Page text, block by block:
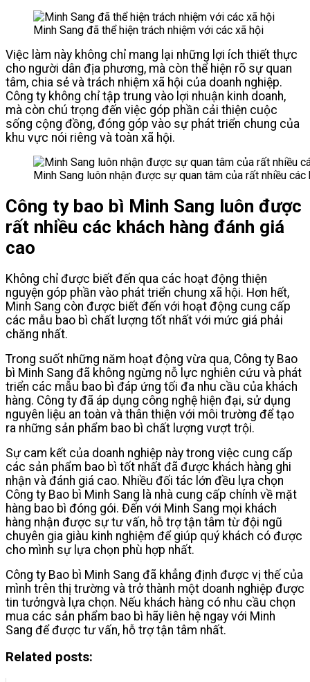
Minh Sang đã thể hiện trách nhiệm với các xã hội
Việc làm này không chỉ mang lại những lợi ích thiết thực
cho người dân địa phương, mà còn thể hiện rõ sự quan
tâm, chia sẻ và trách nhiệm xã hội của doanh nghiệp.
Công ty không chỉ tập trung vào lợi nhuận kinh doanh,
mà còn chú trọng đến việc góp phần cải thiện cuộc
sống cộng đồng, đóng góp vào sự phát triển chung của
khu vực nói riêng và toàn xã hội.
Minh Sang luôn nhận được sự quan tâm của rất nhiều các
Công ty bao bì Minh Sang luôn được
rất nhiều các khách hàng đánh giá
cao
Không chỉ được biết đến qua các hoạt động thiện
nguyện góp phần vào phát triển chung xã hội. Hơn hết,
Minh Sang còn được biết đến với hoạt động cung cấp
các mẫu bao bì chất lượng tốt nhất với mức giá phải
chăng nhất.
Trong suốt những năm hoạt động vừa qua, Công ty Bao
bì Minh Sang đã không ngừng nỗ lực nghiên cứu và phát
triển các mẫu bao bì đáp ứng tối đa nhu cầu của khách
hàng. Công ty đã áp dụng công nghệ hiện đại, sử dụng
nguyên liệu an toàn và thân thiện với môi trường để tạo
ra những sản phẩm bao bì chất lượng vượt trội.
Sự cam kết của doanh nghiệp này trong việc cung cấp
các sản phẩm bao bì tốt nhất đã được khách hàng ghi
nhận và đánh giá cao. Nhiều đối tác lớn đều lựa chọn
Công ty Bao bì Minh Sang là nhà cung cấp chính về mặt
hàng bao bì đóng gói. Đến với Minh Sang mọi khách
hàng nhận được sự tư vấn, hỗ trợ tận tâm từ đội ngũ
chuyên gia giàu kinh nghiệm để giúp quý khách có được
cho mình sự lựa chọn phù hợp nhất.
Công ty Bao bì Minh Sang đã khẳng định được vị thế của
mình trên thị trường và trở thành một doanh nghiệp được
tin tưởngvà lựa chọn. Nếu khách hàng có nhu cầu chọn
mua các sản phẩm bao bì hãy liên hệ ngay với Minh
Sang để được tư vấn, hỗ trợ tận tâm nhất.
Related posts: